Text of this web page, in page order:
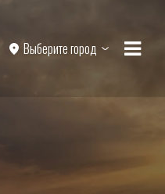
Выберите город